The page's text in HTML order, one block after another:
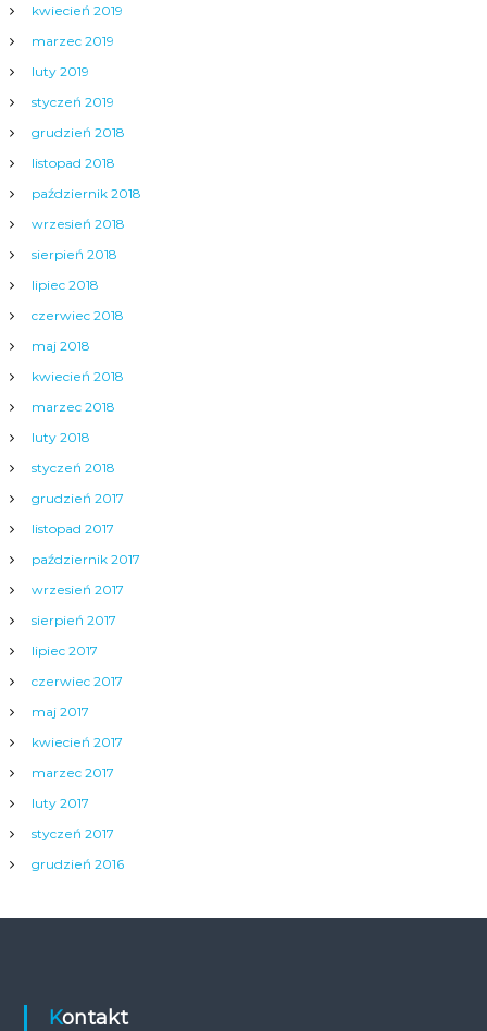
kwiecień 2019
marzec 2019
luty 2019
styczeń 2019
grudzień 2018
listopad 2018
październik 2018
wrzesień 2018
sierpień 2018
lipiec 2018
czerwiec 2018
maj 2018
kwiecień 2018
marzec 2018
luty 2018
styczeń 2018
grudzień 2017
listopad 2017
październik 2017
wrzesień 2017
sierpień 2017
lipiec 2017
czerwiec 2017
maj 2017
kwiecień 2017
marzec 2017
luty 2017
styczeń 2017
grudzień 2016
Kontakt